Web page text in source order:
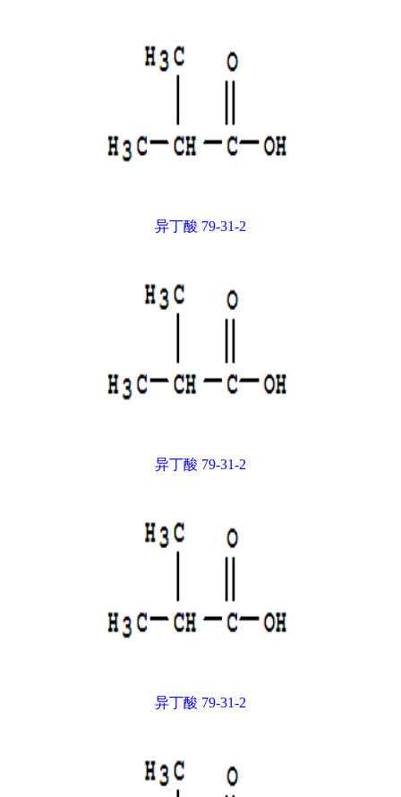
异丁酸 79-31-2
异丁酸 79-31-2
异丁酸 79-31-2